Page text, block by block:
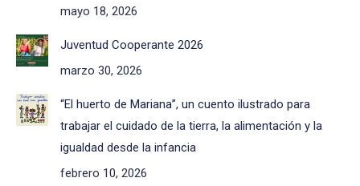
mayo 18, 2026
Juventud Cooperante 2026
marzo 30, 2026
“El huerto de Mariana”, un cuento ilustrado para
trabajar el cuidado de la tierra, la alimentación y la
igualdad desde la infancia
febrero 10, 2026